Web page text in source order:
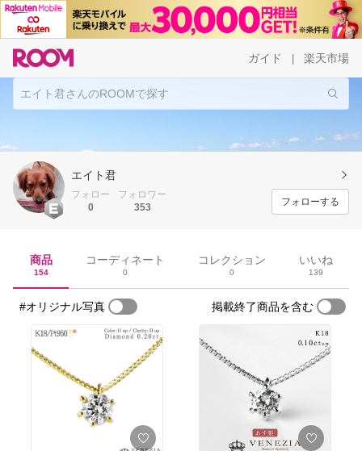
ガイド 楽天市場
エイト君
フォロー
0
フォロワー
353
フォローする
商品
154
コーディネート
0
コレクション
0
いいね
139
#オリジナル写真 掲載終了商品を含む